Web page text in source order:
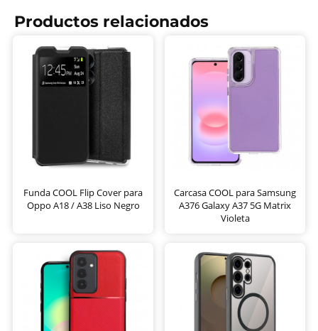
Productos relacionados
Funda COOL Flip Cover para
Oppo A18 / A38 Liso Negro
Carcasa COOL para Samsung
A376 Galaxy A37 5G Matrix
Violeta